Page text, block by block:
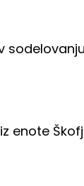
enote